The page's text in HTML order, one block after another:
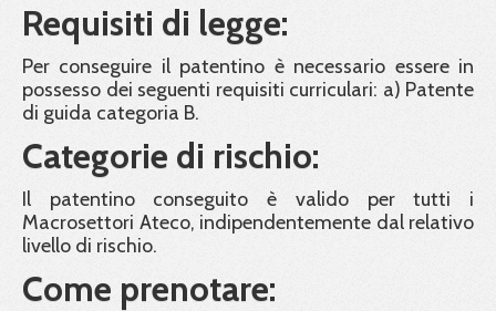
Requisiti di legge:
Per conseguire il patentino è necessario essere in
possesso dei seguenti requisiti curriculari: a) Patente
di guida categoria B.
Categorie di rischio:
Il patentino conseguito è valido per tutti i
Macrosettori Ateco, indipendentemente dal relativo
livello di rischio.
Come prenotare: